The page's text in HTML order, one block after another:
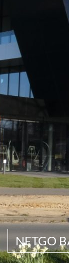
NETGO